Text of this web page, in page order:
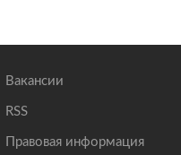
Вакансии
RSS
Правовая информация